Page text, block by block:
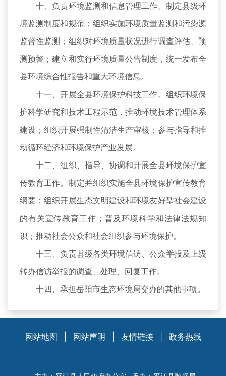
十、负责环境监测和信息管理工作。制定县级环
境监测制度和规范；组织实施环境质量监测和污染源
监督性监测；组织对环境质量状况进行调查评估、预
测预警；建立和实行环境质量公告制度，统一发布全
县环境综合性报告和重大环境信息。
十一、开展全县环境保护科技工作。组织环境保
护科学研究和技术工程示范，推动环境技术管理体系
建设；组织开展强制性清洁生产审核；参与指导和推
动循环经济和环境保护产业发展。
十二、组织、指导、协调和开展全县环境保护宣
传教育工作。制定并组织实施全县环境保护宣传教育
纲要；组织开展生态文明建设和环境友好型社会建设
的有关宣传教育工作；普及环境科学和法律法规知
识；推动社会公众和社会组织参与环境保护。
十三、负责县级各类环境信访、公众举报及上级
转办信访举报的调查、处理、回复工作。
十四、承担岳阳市生态环境局交办的其他事项。
网站地图 网站声明 友情链接 政务热线